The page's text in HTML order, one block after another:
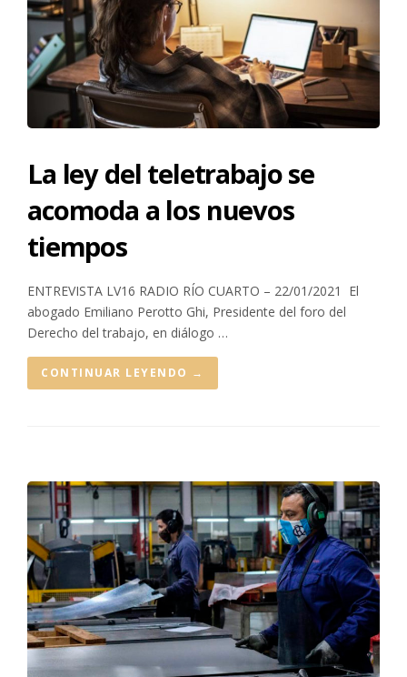
La ley del teletrabajo se
acomoda a los nuevos
tiempos
ENTREVISTA LV16 RADIO RÍO CUARTO – 22/01/2021 El
abogado Emiliano Perotto Ghi, Presidente del foro del
Derecho del trabajo, en diálogo …
CONTINUAR LEYENDO →